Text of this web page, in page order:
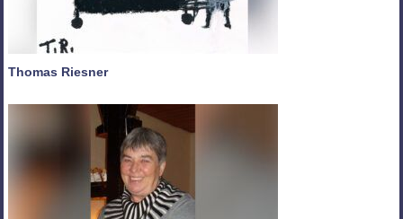
Thomas Riesner